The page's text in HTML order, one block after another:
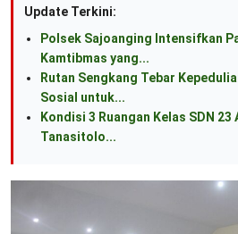
Update Terkini:
Polsek Sajoanging Intensifkan
Kamtibmas yang...
Rutan Sengkang Tebar
Sosial untuk...
Kondisi 3 Ruangan Kelas SDN
Tanasitolo...